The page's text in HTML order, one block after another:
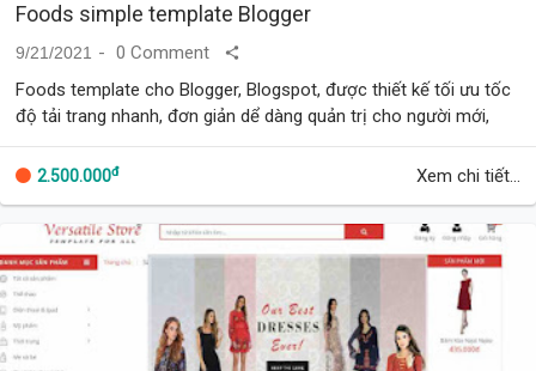
Foods simple template Blogger
9/21/2021
0 Comment
Foods template cho Blogger, Blogspot, được thiết kế tối ưu tốc
độ tải trang nhanh, đơn giản dể dàng quản trị cho người mới,
thân thiện di động, thân …
2.500.000đ Xem chi tiết...